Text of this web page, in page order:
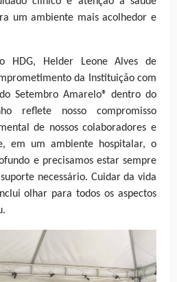
um ambiente mais acolhedor e
HDG, Helder Leone Alves de
da Instituição com
Setembro Amarelo® dentro do
reflete nosso compromisso
de nossos colaboradores e
em um ambiente hospitalar, o
e precisamos estar sempre
necessário. Cuidar da vida
olhar para todos os aspectos